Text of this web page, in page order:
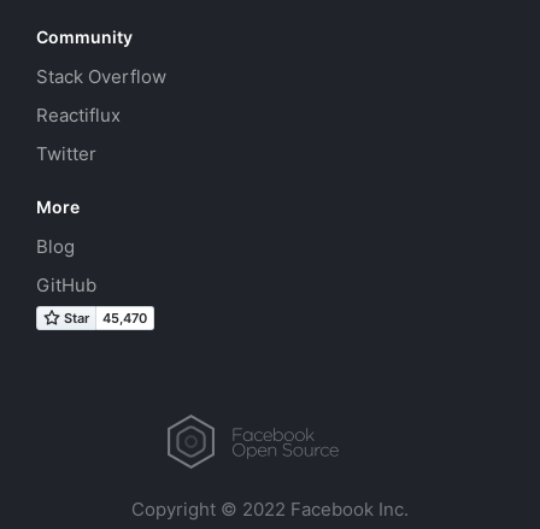
Community
Stack Overflow
Reactiflux
Twitter
More
Blog
GitHub
Copyright © 2022 Facebook Inc.